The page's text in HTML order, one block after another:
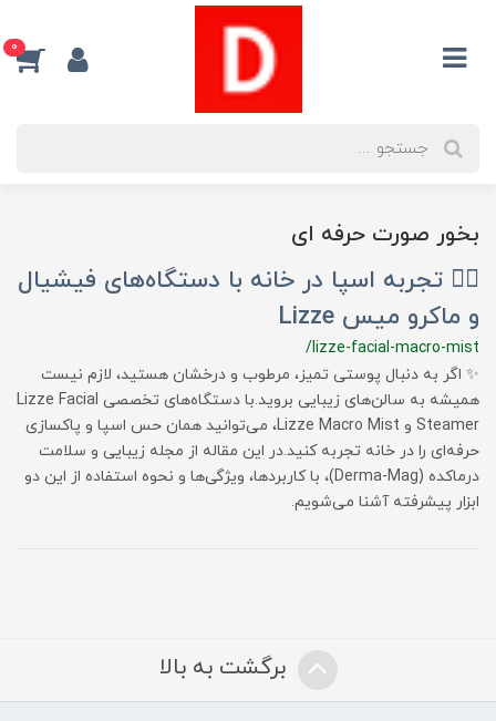
0
بخور صورت حرفه ای
💆‍♀️ تجربه اسپا در خانه با دستگاه‌های فیشیال
و ماکرو میس Lizze
/lizze-facial-macro-mist
✨ اگر به دنبال پوستی تمیز، مرطوب و درخشان هستید، لازم نیست
همیشه به سالن‌های زیبایی بروید.با دستگاه‌های تخصصی Lizze Facial
Steamer و Lizze Macro Mist، می‌توانید همان حس اسپا و پاکسازی
حرفه‌ای را در خانه تجربه کنید.در این مقاله از مجله زیبایی و سلامت
درماکده (Derma-Mag)، با کاربردها، ویژگی‌ها و نحوه استفاده از این دو
ابزار پیشرفته آشنا می‌شویم.
برگشت به بالا